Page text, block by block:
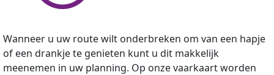
Wanneer u uw route wilt onderbreken om van een hapje
of een drankje te genieten kunt u dit makkelijk
meenemen in uw planning. Op onze vaarkaart worden